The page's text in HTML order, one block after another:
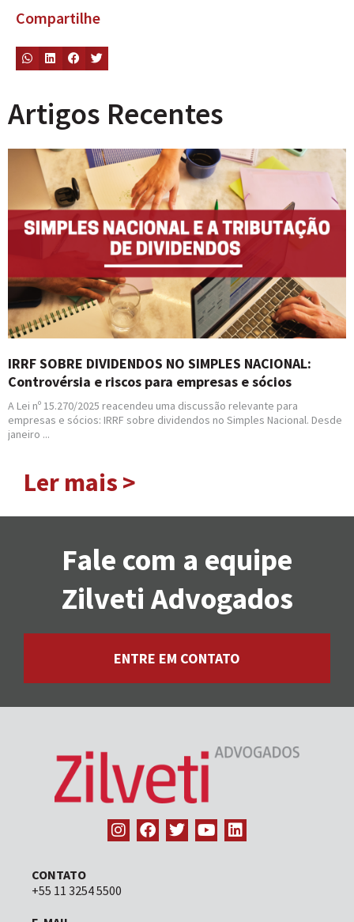
Compartilhe
Artigos Recentes
IRRF SOBRE DIVIDENDOS NO SIMPLES NACIONAL:
Controvérsia e riscos para empresas e sócios
A Lei nº 15.270/2025 reacendeu uma discussão relevante para
empresas e sócios: IRRF sobre dividendos no Simples Nacional. Desde
janeiro ...
Ler mais >
Fale com a equipe
Zilveti Advogados
ENTRE EM CONTATO
CONTATO
+55 11 3254 5500